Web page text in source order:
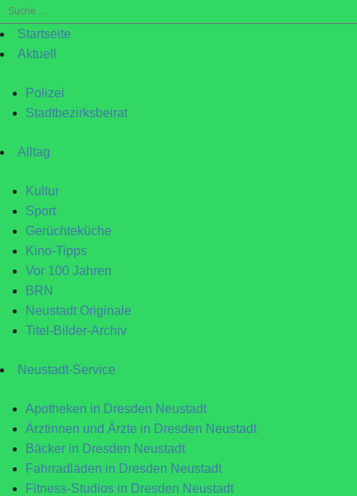
Suche
nach:Startseite
Aktuell
Polizei
Stadtbezirksbeirat
Alltag
Kultur
Sport
Gerüchteküche
Kino-Tipps
Vor 100 Jahren
BRN
Neustadt Originale
Titel-Bilder-Archiv
Neustadt-Service
Apotheken in Dresden Neustadt
Ärztinnen und Ärzte in Dresden Neustadt
Bäcker in Dresden Neustadt
Fahrradläden in Dresden Neustadt
Fitness-Studios in Dresden Neustadt